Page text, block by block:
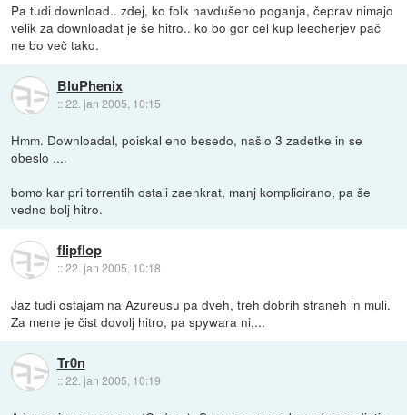
Pa tudi download.. zdej, ko folk navdušeno poganja, čeprav nimajo
velik za downloadat je še hitro.. ko bo gor cel kup leecherjev pač
ne bo več tako.
BluPhenix
::22. jan 2005, 10:15
Hmm. Downloadal, poiskal eno besedo, našlo 3 zadetke in se
obeslo ....
bomo kar pri torrentih ostali zaenkrat, manj komplicirano, pa še
vedno bolj hitro.
flipflop
::22. jan 2005, 10:18
Jaz tudi ostajam na Azureusu pa dveh, treh dobrih straneh in muli.
Za mene je čist dovolj hitro, pa spywara ni,...
Tr0n
::22. jan 2005, 10:19